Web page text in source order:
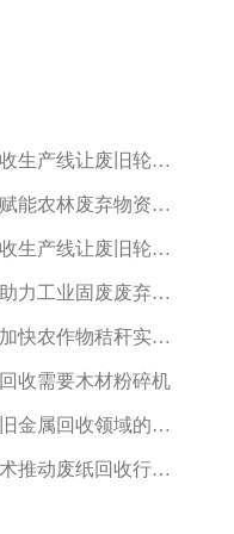
九龙废弃轮胎回收生产线让废旧轮胎实现资源化利用
秸秆稻草撕碎机赋能农林废弃物资源化循环利用
九龙废旧轮胎回收生产线让废旧轮胎变废为宝
工业固废撕碎机助力工业固废废弃物循环再生
秸秆青贮粉碎机加快农作物秸秆实现循环发展
收需要木材粉碎机
金属撕碎机在废旧金属回收领域的应用与价值
干法废纸制浆技术推动废纸回收行业绿色发展